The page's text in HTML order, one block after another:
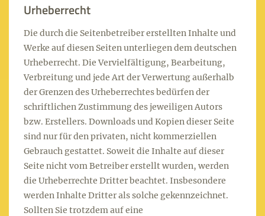
Urheberrecht
Die durch die Seitenbetreiber erstellten Inhalte und
Werke auf diesen Seiten unterliegen dem deutschen
Urheberrecht. Die Vervielfältigung, Bearbeitung,
Verbreitung und jede Art der Verwertung außerhalb
der Grenzen des Urheberrechtes bedürfen der
schriftlichen Zustimmung des jeweiligen Autors
bzw. Erstellers. Downloads und Kopien dieser Seite
sind nur für den privaten, nicht kommerziellen
Gebrauch gestattet. Soweit die Inhalte auf dieser
Seite nicht vom Betreiber erstellt wurden, werden
die Urheberrechte Dritter beachtet. Insbesondere
werden Inhalte Dritter als solche gekennzeichnet.
Sollten Sie trotzdem auf eine